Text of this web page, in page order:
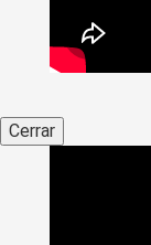
Cerrar